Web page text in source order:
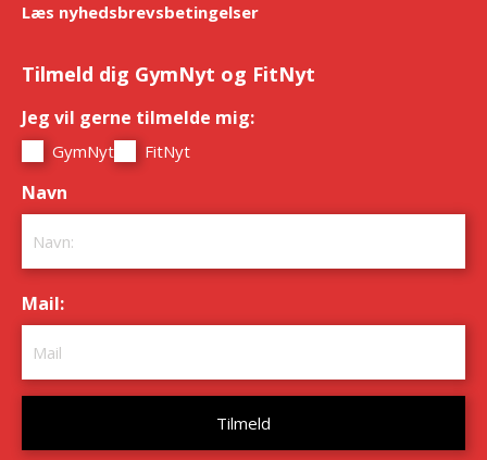
Læs nyhedsbrevsbetingelser
Tilmeld dig GymNyt og FitNyt
Jeg vil gerne tilmelde mig:
GymNyt FitNyt
Navn
Mail: